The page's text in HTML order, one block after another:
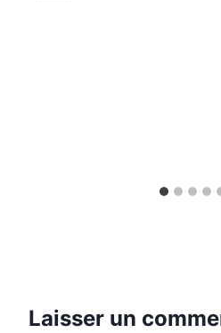
Laisser un